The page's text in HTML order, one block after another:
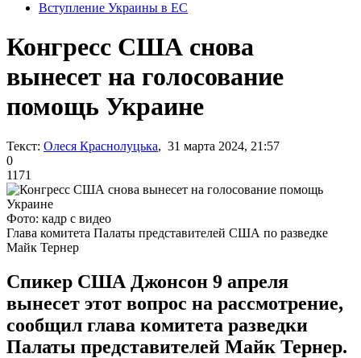
Вступление Украины в ЕС
Конгресс США снова
вынесет на голосование
помощь Украине
Текст: Олеся Краснолуцька, 31 марта 2024, 21:57
0
1171
Фото: кадр с видео
Глава комитета Палаты представителей США по разведке
Майк Тернер
Спикер США Джонсон 9 апреля
вынесет этот вопрос на рассмотрение,
сообщил глава комитета разведки
Палаты представителей Майк Тернер.